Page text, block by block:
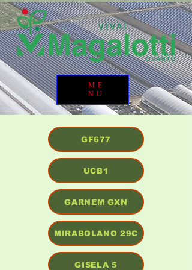
ME
NU
GF677
UCB1
GARNEM GXN
MIRABOLANO 29C
GISELA 5